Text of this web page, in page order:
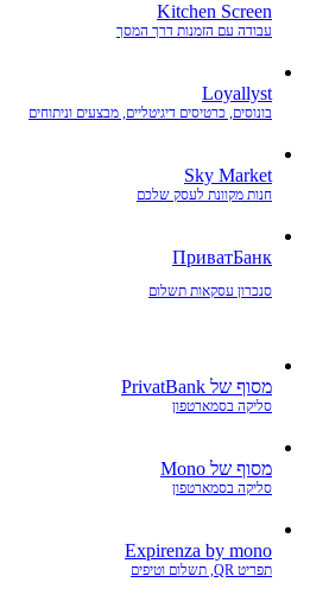
Kitchen Screen
עבודה עם הזמנות דרך המסך
Loyallyst
בונוסים, כרטיסים דיגיטליים, מבצעים וניתוחים
Sky Market
חנות מקוונת לעסק שלכם
ПриватБанк
סנכרון עסקאות תשלום
מסוף של PrivatBank
סליקה בסמארטפון
מסוף של Mono
סליקה בסמארטפון
Expirenza by mono
תפריט QR, תשלום וטיפים